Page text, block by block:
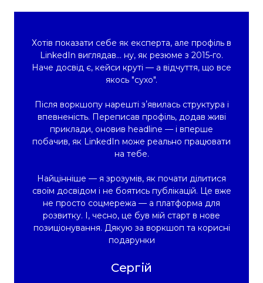
Хотів показати себе як експерта, але профіль в
LinkedIn виглядав… ну, як резюме з 2015-го.
Наче досвід є, кейси круті — а відчуття, що все
якось "сухо".
Після воркшопу нарешті зʼявилась структура і
впевненість. Переписав профіль, додав живі
приклади, оновив headline — і вперше
побачив, як LinkedIn може реально працювати
на тебе.
Найцінніше — я зрозумів, як почати ділитися
своїм досвідом і не боятись публікацій. Це вже
не просто соцмережа — а платформа для
розвитку. І, чесно, це був мій старт в нове
позиціонування. Дякую за воркшоп та корисні
подарунки
Сергій